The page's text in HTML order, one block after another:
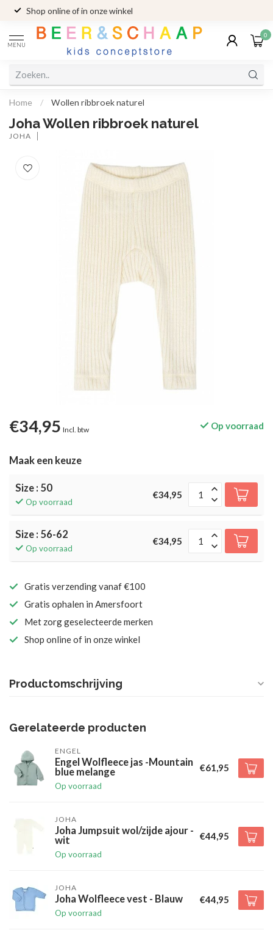
Shop online of in onze winkel
MENU
0
Home / Wollen ribbroek naturel
Joha Wollen ribbroek naturel
JOHA
€34,95 Incl. btw Op voorraad
Maak een keuze
Size : 50
Op voorraad
€34,95
Size : 56-62
Op voorraad
€34,95
Gratis verzending vanaf €100
Gratis ophalen in Amersfoort
Met zorg geselecteerde merken
Shop online of in onze winkel
Productomschrijving
Gerelateerde producten
ENGEL
Engel Wolfleece jas -Mountain
blue melange
Op voorraad
€61,95
JOHA
Joha Jumpsuit wol/zijde ajour -
wit
Op voorraad
€44,95
JOHA
Joha Wolfleece vest - Blauw
Op voorraad
€44,95